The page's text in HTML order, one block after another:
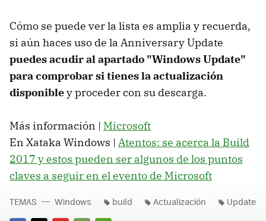
Cómo se puede ver la lista es amplia y recuerda,
si aún haces uso de la Anniversary Update
puedes acudir al apartado "Windows Update"
para comprobar si tienes la actualización
disponibley proceder con su descarga.
Más información | Microsoft
En Xataka Windows | Atentos: se acerca la Build
2017 y estos pueden ser algunos de los puntos
claves a seguir en el evento de Microsoft
TEMAS Windows build Actualización Update